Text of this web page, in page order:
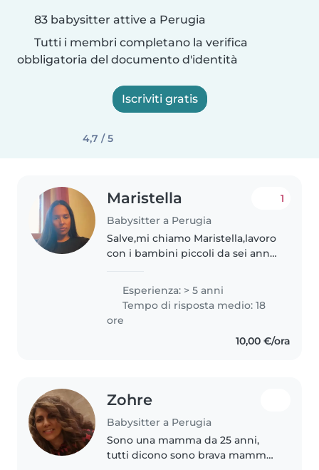
83 babysitter attive a Perugia
Tutti i membri completano la verifica
obbligatoria del documento d'identità
Iscriviti gratis
4,7 / 5
Maristella
Babysitter a Perugia
1
Salve,mi chiamo Maristella,lavoro
con i bambini piccoli da sei anni
grande di 4 anni la piccola di 4
mesi,principalmente mi
prendevo cura della piccola..
Esperienza: > 5 anni
Tempo di risposta medio: 18
ore
10,00 €/ora
Zohre
Babysitter a Perugia
Sono una mamma da 25 anni,
tutti dicono sono brava mamma